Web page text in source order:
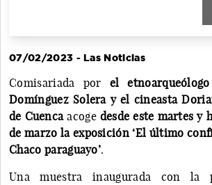
07/02/2023 - Las Noticias
Comisariada por el
Domínguez Solera y el cineasta
de Cuencaacoge desde este martes y
de marzo la exposición ‘El último
Chaco paraguayo’.
Una muestra inaugurada con la